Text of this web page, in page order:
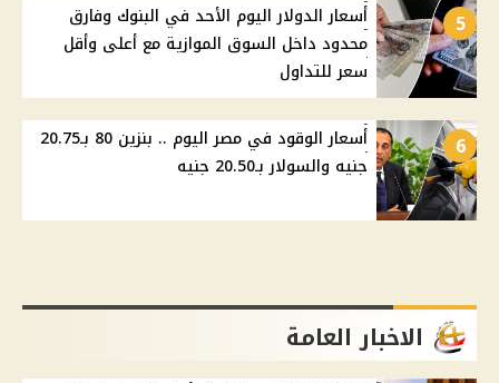
5
أسعار الدولار اليوم الأحد في البنوك وفارق
محدود داخل السوق الموازية مع أعلى وأقل
سعر للتداول
6
أسعار الوقود في مصر اليوم .. بنزين 80 بـ20.75
جنيه والسولار بـ20.50 جنيه
الاخبار العامة